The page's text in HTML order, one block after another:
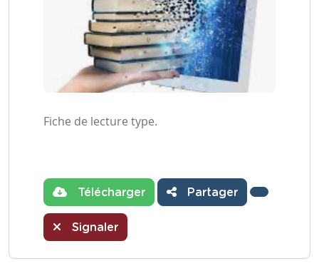
Fiche de lecture type.
Télécharger Partager
Signaler